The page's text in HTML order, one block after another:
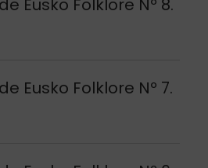
Eusko Folklore Nº 7.